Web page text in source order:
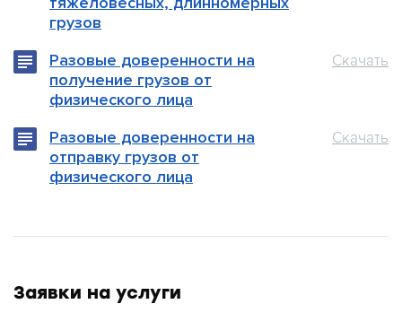
грузов
Разовые доверенности на
получение грузов от
физического лица
Скачать
Разовые доверенности на
отправку грузов от
физического лица
Скачать
Заявки на услуги